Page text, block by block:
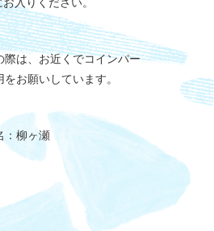
際は、お近くでコインパー
お願いしています。
：柳ヶ瀬